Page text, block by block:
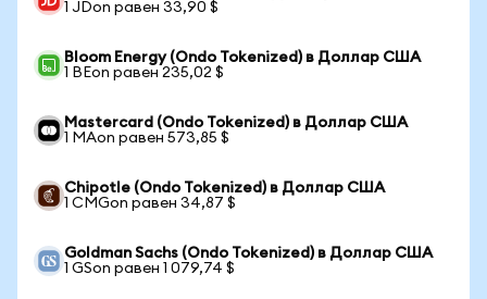
1 JDon равен 33,90 $
Bloom Energy (Ondo Tokenized) в Доллар США
1 BEon равен 235,02 $
Mastercard (Ondo Tokenized) в Доллар США
1 MAon равен 573,85 $
Chipotle (Ondo Tokenized) в Доллар США
1 CMGon равен 34,87 $
Goldman Sachs (Ondo Tokenized) в Доллар США
1 GSon равен 1 079,74 $